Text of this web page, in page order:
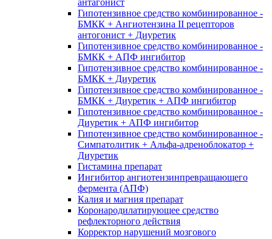
Гипотензивное средство комбинированное -
БМКК + Ангиотензина II рецепторов
антогонист + Диуретик
Гипотензивное средство комбинированное -
БМКК + АПФ ингибитор
Гипотензивное средство комбинированное -
БМКК + Диуретик
Гипотензивное средство комбинированное -
БМКК + Диуретик + АПФ ингибитор
Гипотензивное средство комбинированное -
Диуретик + АПФ ингибитор
Гипотензивное средство комбинированное -
Симпатолитик + Альфа-адреноблокатор +
Диуретик
Гистамина препарат
Ингибитор ангиотензинпревращающего
фермента (АПФ)
Калия и магния препарат
Коронародилатирующее средство
рефлекторного действия
Корректор нарушений мозгового